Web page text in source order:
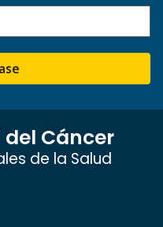
Cáncer
de la Salud